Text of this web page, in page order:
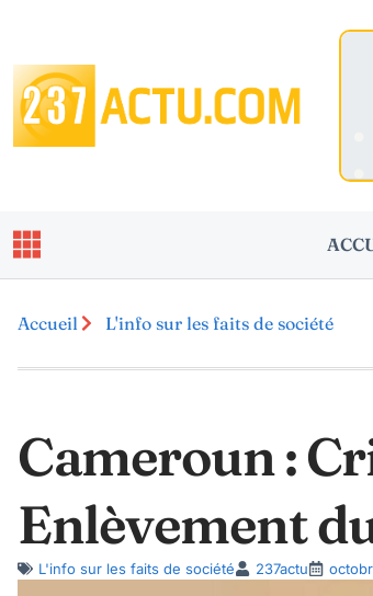
Accueil L'info sur les faits de société
Cameroun :
Enlèvement
L'info sur les faits de société 237actu